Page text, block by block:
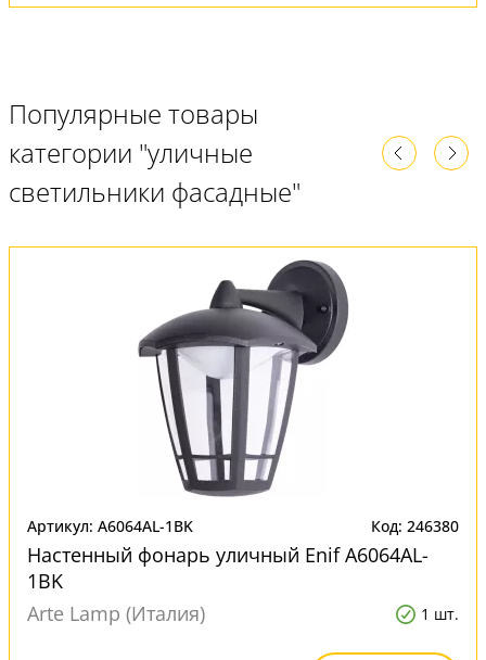
Популярные товары
категории "уличные
светильники фасадные"
Артикул: A6064AL-1BK Код: 246380
Настенный фонарь уличный Enif A6064AL-
1BK
Arte Lamp (Италия)
1 шт.